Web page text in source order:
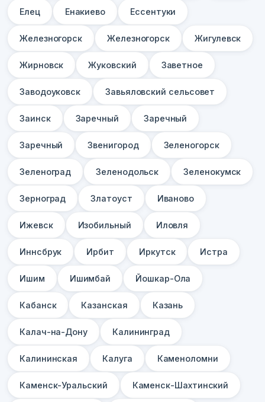
Елец Енакиево Ессентуки
Железногорск Железногорск Жигулевск
Жирновск Жуковский Заветное
Заводоуковск Завьяловский сельсовет
Заинск Заречный Заречный
Заречный Звенигород Зеленогорск
Зеленоград Зеленодольск Зеленокумск
Зерноград Златоуст Иваново
Ижевск Изобильный Иловля
Иннсбрук Ирбит Иркутск Истра
Ишим Ишимбай Йошкар-Ола
Кабанск Казанская Казань
Калач-на-Дону Калининград
Калининская Калуга Каменоломни
Каменск-Уральский Каменск-Шахтинский